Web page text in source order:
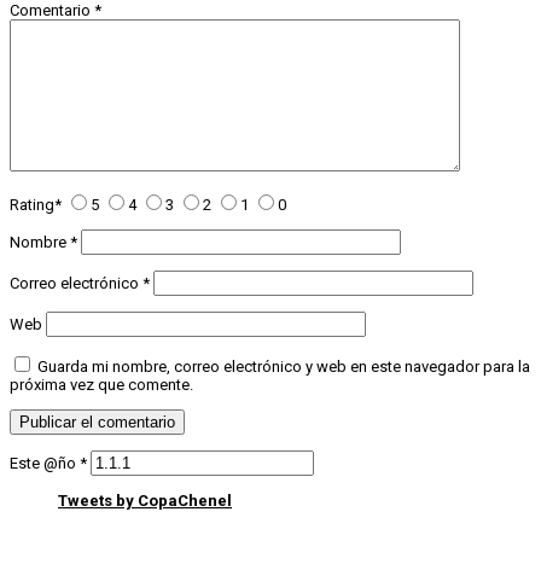
Comentario *
Rating* 5 4 3 2 1 0
Nombre *
Correo electrónico *
Web
Guarda mi nombre, correo electrónico y web en este navegador para la
próxima vez que comente.
Este @ño *
Tweets by CopaChenel